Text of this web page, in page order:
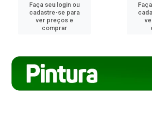
Faça seu login ou
cadastre-se para
ver preços e
comprar